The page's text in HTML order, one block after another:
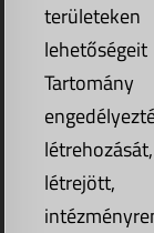
létrejött,